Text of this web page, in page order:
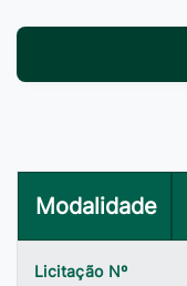
Modalidade
Licitação Nº